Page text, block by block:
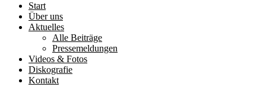
Start
Über uns
Aktuelles
Alle Beiträge
Pressemeldungen
Videos & Fotos
Diskografie
Kontakt